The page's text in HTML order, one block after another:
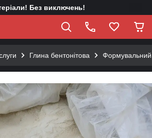
Без виключень!
Глина бентонітова Формувальний